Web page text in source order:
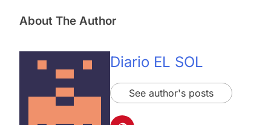
About The Author
Diario EL SOL
See author's posts